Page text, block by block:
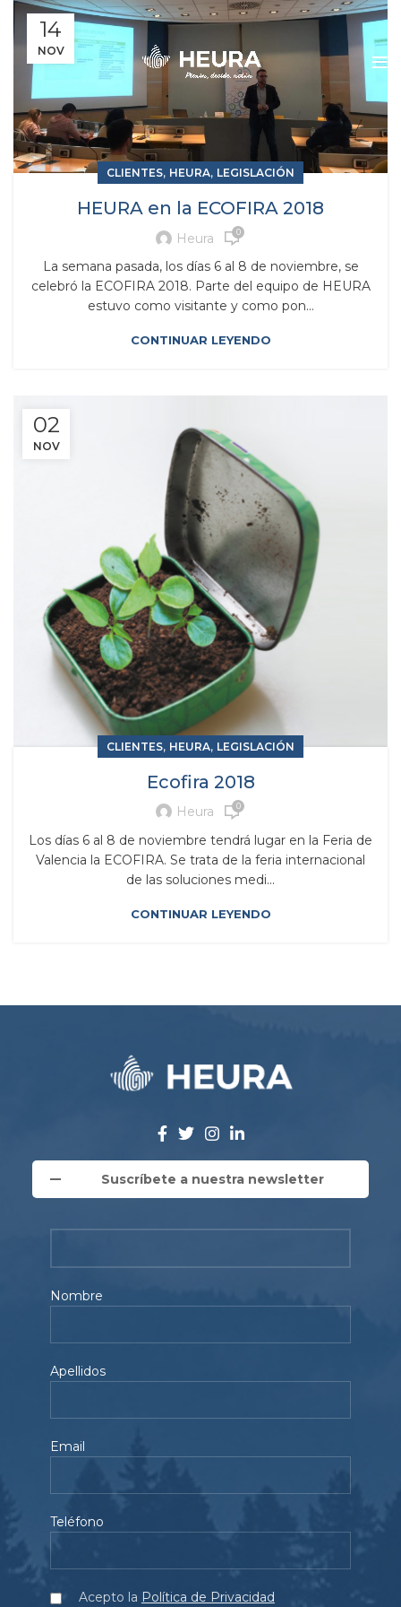
14
NOV
CLIENTES, HEURA, LEGISLACIÓN
HEURA en la ECOFIRA 2018
Heura 0
La semana pasada, los días 6 al 8 de noviembre, se
celebró la ECOFIRA 2018. Parte del equipo de HEURA
estuvo como visitante y como pon...
CONTINUAR LEYENDO
02
NOV
CLIENTES, HEURA, LEGISLACIÓN
Ecofira 2018
Heura 0
Los días 6 al 8 de noviembre tendrá lugar en la Feria de
Valencia la ECOFIRA. Se trata de la feria internacional
de las soluciones medi...
CONTINUAR LEYENDO
Suscríbete a nuestra newsletter
Nombre
Apellidos
Email
Teléfono
Acepto la Política de Privacidad